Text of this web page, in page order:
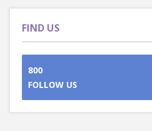
FIND US
800
FOLLOW US